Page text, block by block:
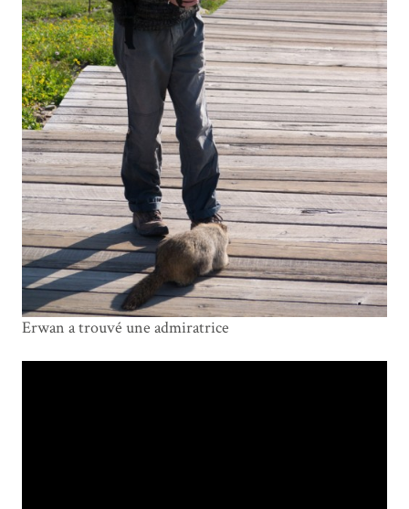
Erwan a trouvé une admiratrice